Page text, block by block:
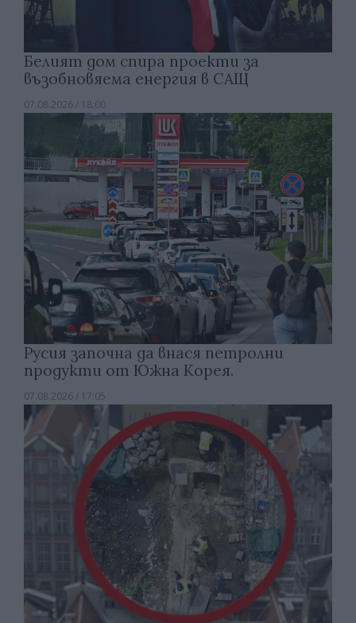
Белият дом спира проекти за
възобновяема енергия в САЩ
07.08.2026 / 18:00
Русия започна да внася петролни
продукти от Южна Корея.
07.08.2026 / 17:05